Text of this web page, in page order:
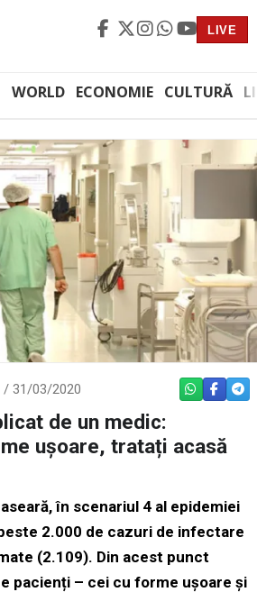
LIVE
WORLD ECONOMIE CULTURĂ
/ 31/03/2020 WHATSAPP
de un medic:
ușoare, tratați acasă
în scenariul 4 al epidemiei
2.000 de cazuri de infectare
(2.109). Din acest punct
pacienți – cei cu forme ușoare și